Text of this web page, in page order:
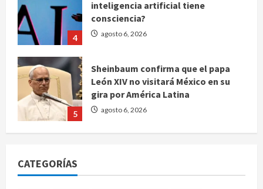
Sheinbaum confirma que el papa
agosto 6, 2026
Bad Bunny enfrenta dos demandas
de voces femeninas
CATEGORÍAS